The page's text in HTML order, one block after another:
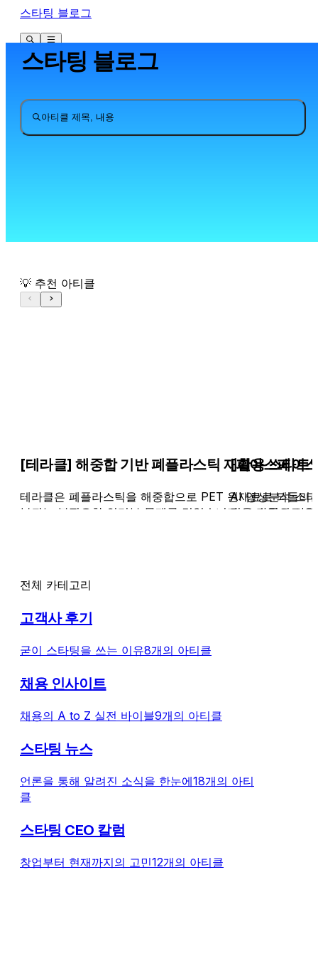
스타팅 블로그
스타팅 블로그
아티클 제목, 내용
💡 추천 아티클
[테라클] 해중합 기반 폐플라스틱 재활용 스타트
테라클은 폐플라스틱을 해중합으로 PET 원재료로 되돌리
복되는 불필요한 인터뷰 문제를 겪었습니다. 스타팅의 사
[피아스페이
AI 영상분석 스
정을 수동으로
전체 카테고리
고객사 후기
굳이 스타팅을 쓰는 이유8개의 아티클
채용 인사이트
채용의 A to Z 실전 바이블9개의 아티클
스타팅 뉴스
언론을 통해 알려진 소식을 한눈에18개의 아티
클
스타팅 CEO 칼럼
창업부터 현재까지의 고민12개의 아티클